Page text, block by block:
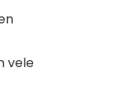
vele